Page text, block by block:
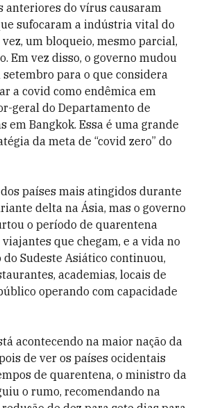
anteriores do vírus causaram
sufocaram a indústria vital do
um bloqueio, mesmo parcial,
Em vez disso, o governo mudou
para o que considera
a covid como endêmica em
geral do Departamento de
em Bangkok. Essa é uma grande
da meta de “covid zero” do
países mais atingidos durante
delta na Ásia, mas o governo
o período de quarentena
que chegam, e a vida no
Sudeste Asiático continuou,
academias, locais de
operando com capacidade
acontecendo na maior nação da
de ver os países ocidentais
de quarentena, o ministro da
o rumo, recomendando na